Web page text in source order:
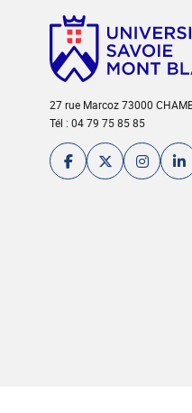
27 rue Marcoz 73000
Tél : 04 79 75 85 85